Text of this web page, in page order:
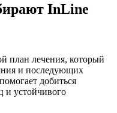
InLine
план лечения, который
и последующих
добиться
и устойчивого